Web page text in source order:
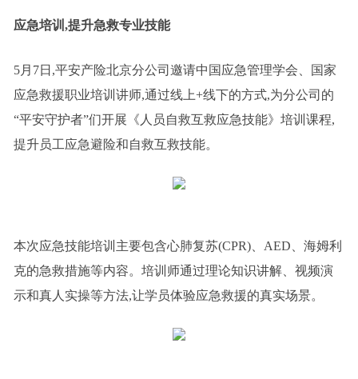
应急培训,提升急救专业技能
5月7日,平安产险北京分公司邀请中国应急管理学会、国家
应急救援职业培训讲师,通过线上+线下的方式,为分公司的
“平安守护者”们开展《人员自救互救应急技能》培训课程,
提升员工应急避险和自救互救技能。
本次应急技能培训主要包含心肺复苏(CPR)、AED、海姆利
克的急救措施等内容。培训师通过理论知识讲解、视频演
示和真人实操等方法,让学员体验应急救援的真实场景。